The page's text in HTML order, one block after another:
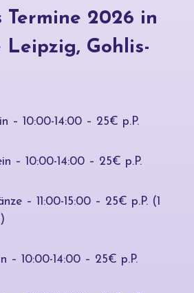
Termine 2026 in
Leipzig, Gohlis-
– 10:00-14:00 – 25€ p.P.
– 10:00-14:00 – 25€ p.P.
– 11:00-15:00 – 25€ p.P. (1
– 10:00-14:00 – 25€ p.P.